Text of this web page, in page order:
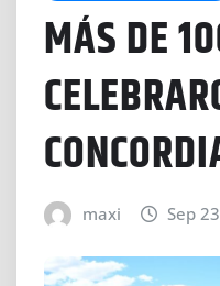
MÁS DE
maxi Sep